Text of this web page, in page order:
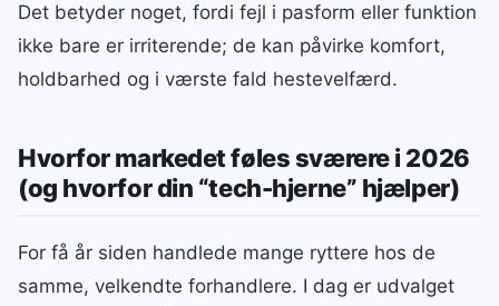
Det betyder noget, fordi fejl i pasform eller funktion
ikke bare er irriterende; de kan påvirke komfort,
holdbarhed og i værste fald hestevelfærd.
Hvorfor markedet føles sværere i 2026
(og hvorfor din “tech-hjerne” hjælper)
For få år siden handlede mange ryttere hos de
samme, velkendte forhandlere. I dag er udvalget